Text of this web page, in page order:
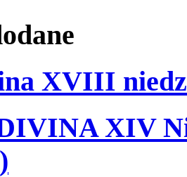
XVIII
XIV